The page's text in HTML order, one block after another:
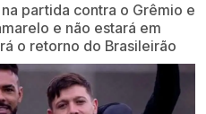
partida contra o Grêmio e
e não estará em
o retorno do Brasileirão